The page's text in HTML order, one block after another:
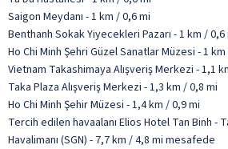
Saigon Meydanı - 1 km / 0,6 mi
Benthanh Sokak Yiyecekleri Pazarı - 1 km / 0,6
Ho Chi Minh Şehri Güzel Sanatlar Müzesi - 1
Vietnam Takashimaya Alışveriş Merkezi - 1,1
Taka Plaza Alışveriş Merkezi - 1,3 km / 0,8 mi
Ho Chi Minh Şehir Müzesi - 1,4 km / 0,9 mi
Tercih edilen havaalanı Elios Hotel Tan Binh -
Havalimanı (SGN) - 7,7 km / 4,8 mi mesafede